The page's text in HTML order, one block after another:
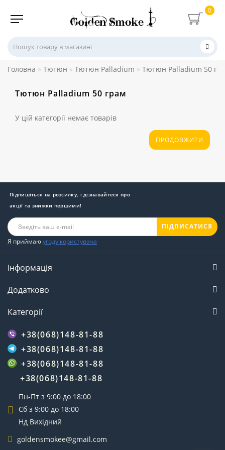
0
Головна Тютюн Тютюн Palladium Тютюн Palladium 50
Тютюн Palladium 50 грам
У цій категорії немає товарів
ПРОДОВЖИТИ
Підпишіться на розсилку, і дізнавайтеся про
акції та знижки першими!
ПІДПИСАТИСЯ
Я приймаюугоду користувача
Інформація
Додатково
Категорії
+38(068)148-81-88
+38(068)148-81-88
+38(068)148-81-88
+38(068)148-81-88
Пн-Пт з 9:00 до 18:00
Сб з 9:00 до 18:00
Нд Вихідний
goldensmokee@gmail.com